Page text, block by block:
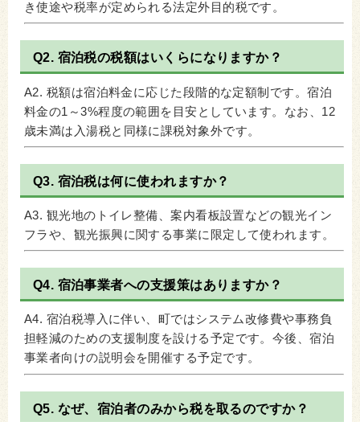
き使途や税率が定められる法定外目的税です。
Q2. 宿泊税の税額はいくらになりますか？
A2. 税額は宿泊料金に応じた段階的な定額制です。宿泊
料金の1～3%程度の範囲を目安としています。なお、12
歳未満は入湯税と同様に課税対象外です。
Q3. 宿泊税は何に使われますか？
A3. 観光地のトイレ整備、案内看板設置などの観光イン
フラや、観光振興に関する事業に限定して使われます。
Q4. 宿泊事業者への支援策はありますか？
A4. 宿泊税導入に伴い、町ではシステム改修費や事務負
担軽減のための支援制度を設ける予定です。今後、宿泊
事業者向けの説明会を開催する予定です。
Q5. なぜ、宿泊者のみから税を取るのですか？